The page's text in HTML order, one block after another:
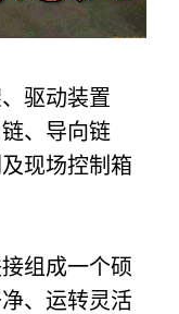
驱动装置
、导向链
现场控制箱
组成一个硕
、运转灵活